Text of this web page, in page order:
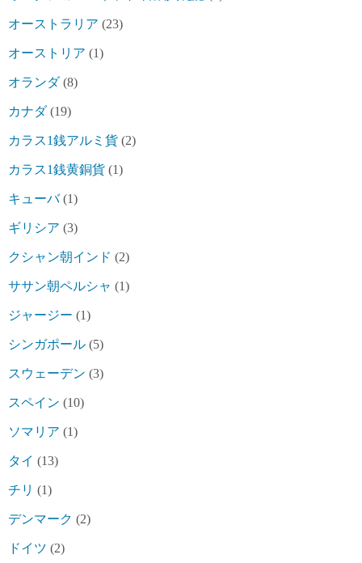
オーストラリア (23)
オーストリア (1)
オランダ(8)
カナダ(19)
カラス1銭アルミ貨 (2)
カラス1銭黄銅貨 (1)
キューバ(1)
ギリシア (3)
クシャン朝インド (2)
ササン朝ペルシャ (1)
ジャージー (1)
シンガポール (5)
スウェーデン (3)
スペイン (10)
ソマリア (1)
タイ (13)
チリ (1)
デンマーク (2)
ドイツ (2)